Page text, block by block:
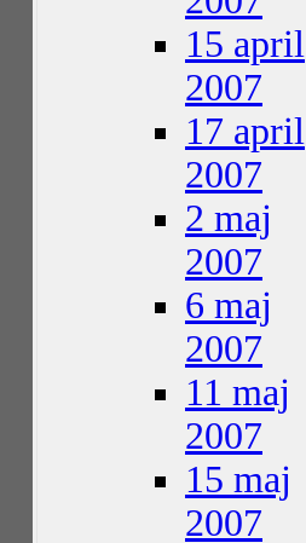
15 april
2007
17 april
2007
2 maj
2007
6 maj
2007
11 maj
2007
15 maj
2007